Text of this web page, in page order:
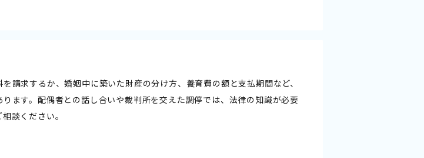
請求するか、婚姻中に築いた財産の分け方、養育費の額と支払期間など、
ます。配偶者との話し合いや裁判所を交えた調停では、法律の知識が必要
談ください。